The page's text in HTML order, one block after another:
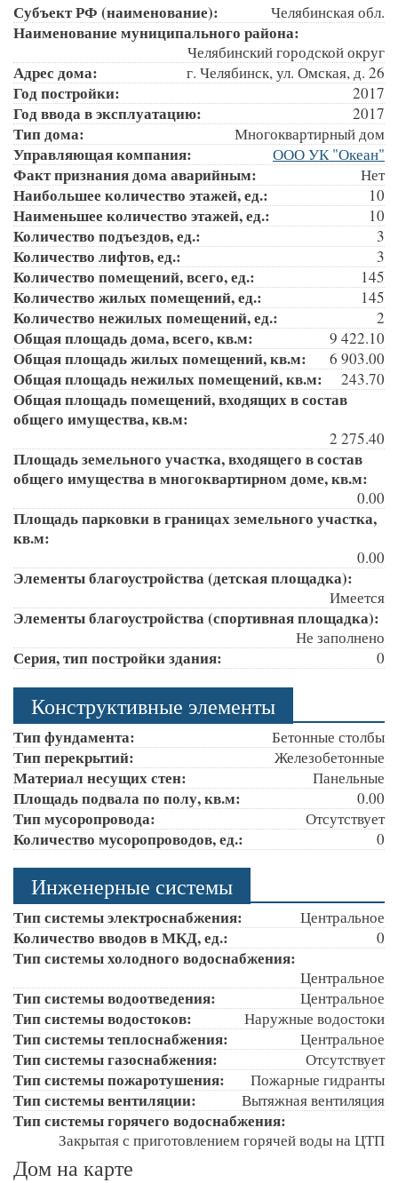
Субъект РФ (наименование): Челябинская обл.
Наименование муниципального района:
Челябинский городской округ
Адрес дома: г. Челябинск, ул. Омская, д. 26
Год постройки: 2017
Год ввода в эксплуатацию: 2017
Тип дома: Многоквартирный дом
Управляющая компания: ООО УК "Океан"
Факт признания дома аварийным: Нет
Наибольшее количество этажей, ед.: 10
Наименьшее количество этажей, ед.: 10
Количество подъездов, ед.: 3
Количество лифтов, ед.: 3
Количество помещений, всего, ед.: 145
Количество жилых помещений, ед.: 145
Количество нежилых помещений, ед.: 2
Общая площадь дома, всего, кв.м: 9 422.10
Общая площадь жилых помещений, кв.м: 6 903.00
Общая площадь нежилых помещений, кв.м: 243.70
Общая площадь помещений, входящих в состав
общего имущества, кв.м:
2 275.40
Площадь земельного участка, входящего в состав
общего имущества в многоквартирном доме, кв.м:
0.00
Площадь парковки в границах земельного участка,
кв.м:
0.00
Элементы благоустройства (детская площадка):
Имеется
Элементы благоустройства (спортивная площадка):
Не заполнено
Серия, тип постройки здания: 0
Конструктивные элементы
Тип фундамента: Бетонные столбы
Тип перекрытий: Железобетонные
Материал несущих стен: Панельные
Площадь подвала по полу, кв.м: 0.00
Тип мусоропровода: Отсутствует
Количество мусоропроводов, ед.: 0
Инженерные системы
Тип системы электроснабжения: Центральное
Количество вводов в МКД, ед.: 0
Тип системы холодного водоснабжения:
Центральное
Тип системы водоотведения: Центральное
Тип системы водостоков: Наружные водостоки
Тип системы теплоснабжения: Центральное
Тип системы газоснабжения: Отсутствует
Тип системы пожаротушения: Пожарные гидранты
Тип системы вентиляции: Вытяжная вентиляция
Тип системы горячего водоснабжения:
Закрытая с приготовлением горячей воды на ЦТП
Дом на карте